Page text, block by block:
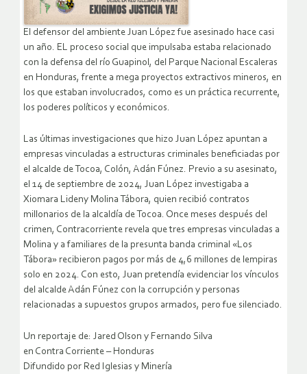
El defensor del ambiente Juan López fue asesinado hace casi
un año. EL proceso social que impulsaba estaba relacionado
con la defensa del río Guapinol, del Parque Nacional Escaleras
en Honduras, frente a mega proyectos extractivos mineros, en
los que estaban involucrados, como es un práctica recurrente,
los poderes políticos y económicos.
Las últimas investigaciones que hizo Juan López apuntan a
empresas vinculadas a estructuras criminales beneficiadas por
el alcalde de Tocoa, Colón, Adán Fúnez. Previo a su asesinato,
el 14 de septiembre de 2024, Juan López investigaba a
Xiomara Lideny Molina Tábora, quien recibió contratos
millonarios de la alcaldía de Tocoa. Once meses después del
crimen, Contracorriente revela que tres empresas vinculadas a
Molina y a familiares de la presunta banda criminal «Los
Tábora» recibieron pagos por más de 4,6 millones de lempiras
solo en 2024. Con esto, Juan pretendía evidenciar los vínculos
del alcalde Adán Fúnez con la corrupción y personas
relacionadas a supuestos grupos armados, pero fue silenciado.
Un reportaje de: Jared Olson y Fernando Silva
en Contra Corriente – Honduras
Difundido por Red Iglesias y Minería